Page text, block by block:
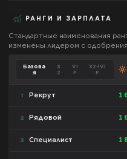
РАНГИ И ЗАРПЛАТА
Стандартные наименования
изменены лидером с
Базова
я
X
2
VI
P
X2+VI
P
1 Рекрут 1
2 Рядовой 1
3 Специалист 1